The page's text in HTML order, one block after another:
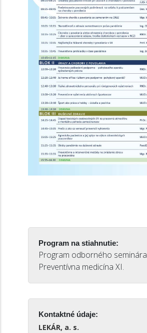
Program na stiahnutie:
Program odborného seminára
Preventívna medicína XI.
Kontaktné údaje:
LEKÁR, a. s.